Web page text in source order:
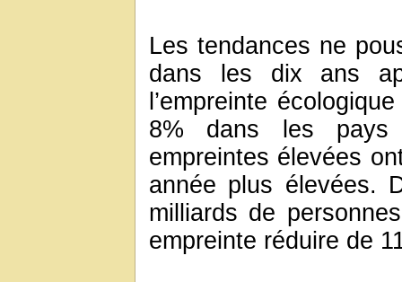
Les tendances ne
dans les dix ans
l’empreinte
8% dans les pays
empreintes élevées
année plus élevées.
milliards de
empreinte réduire de